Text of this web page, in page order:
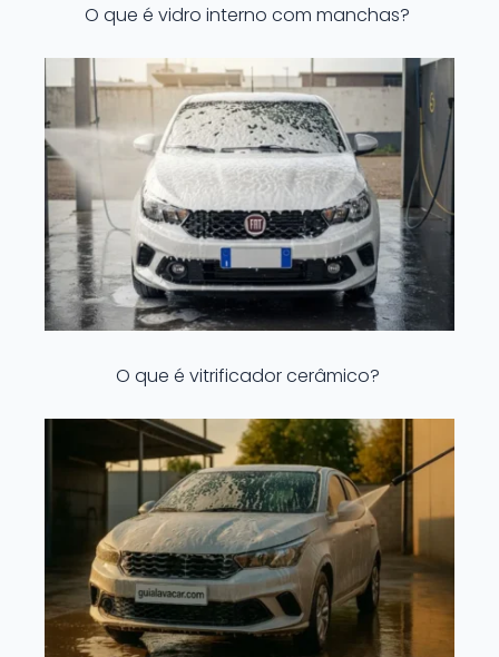
O que é vidro interno com manchas?
O que é vitrificador cerâmico?